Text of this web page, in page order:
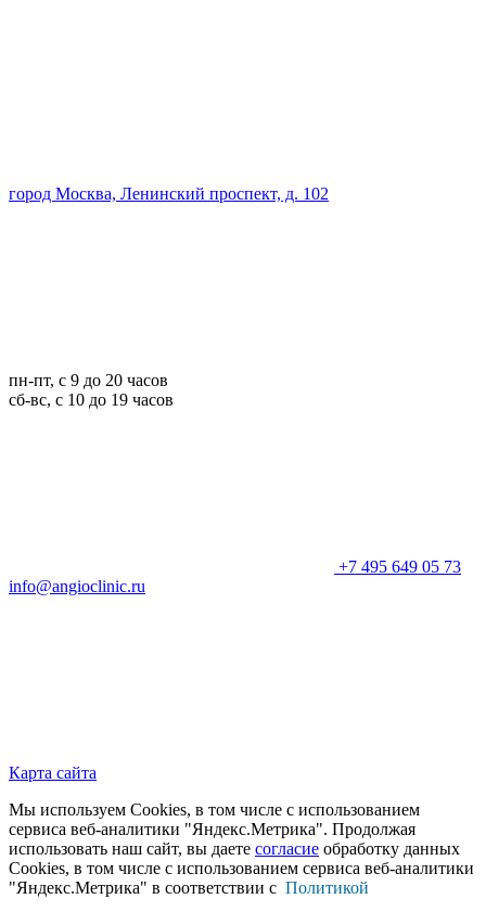
город Москва, Ленинский проспект, д. 102
пн-пт, с 9 до 20 часов
сб-вс, с 10 до 19 часов
+7 495 649 05 73
info@angioclinic.ru
Карта сайта
Мы используем Cookies, в том числе с использованием
сервиса веб-аналитики "Яндекс.Метрика". Продолжая
использовать наш сайт, вы даете согласие обработку данных
Cookies, в том числе с использованием сервиса веб-аналитики
"Яндекс.Метрика" в соответствии с Политикой